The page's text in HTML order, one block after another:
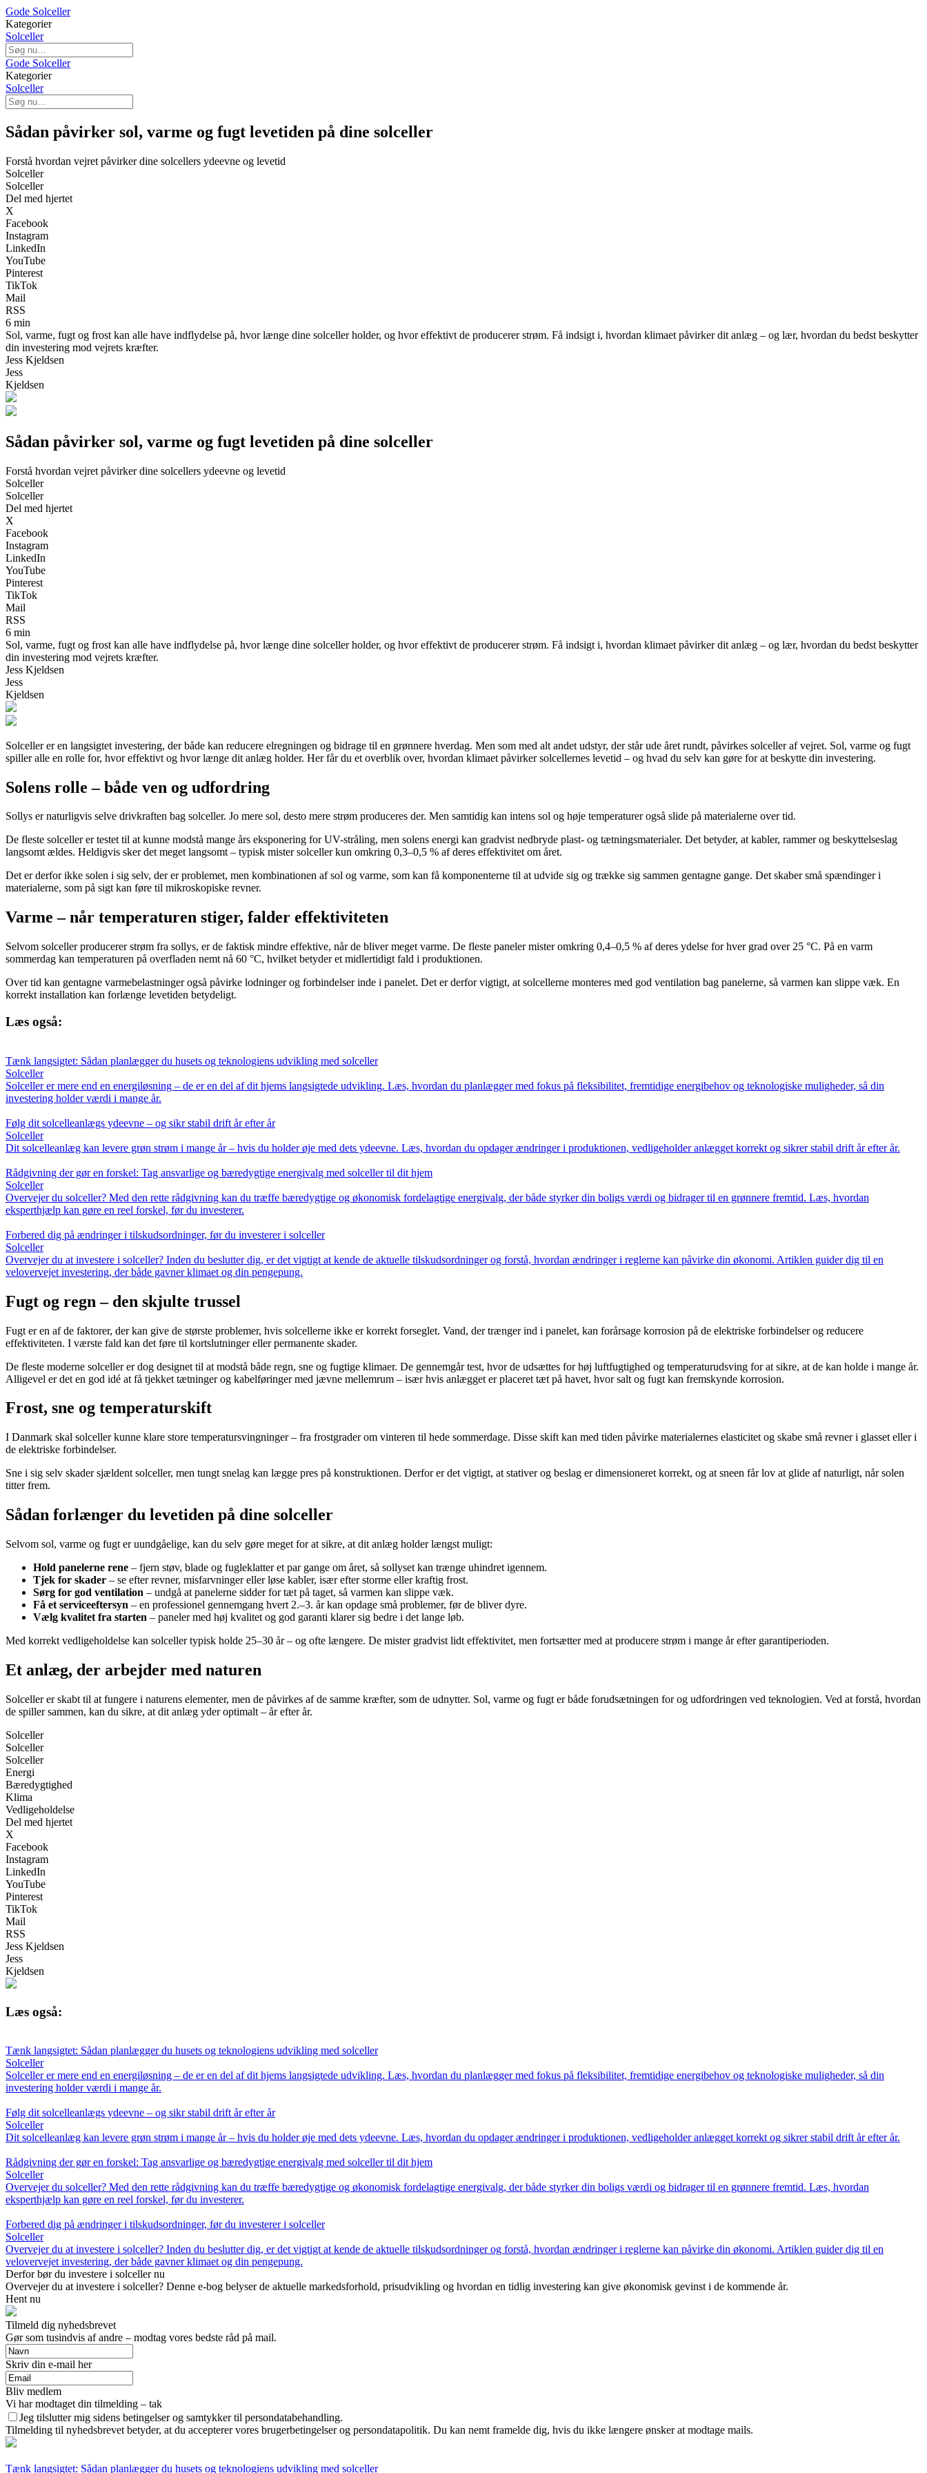
Gode Solceller
Kategorier
Solceller
Gode Solceller
Kategorier
Solceller
Sådan påvirker sol, varme og fugt levetiden på dine solceller
Forstå hvordan vejret påvirker dine solcellers ydeevne og levetid
Solceller
Solceller
Del med hjertet
X
Facebook
Instagram
LinkedIn
YouTube
Pinterest
TikTok
Mail
RSS
6 min
Sol, varme, fugt og frost kan alle have indflydelse på, hvor længe dine solceller holder, og hvor effektivt de producerer strøm. Få indsigt i, hvordan klimaet påvirker dit anlæg – og lær, hvordan du bedst beskytter
din investering mod vejrets kræfter.
Jess Kjeldsen
Jess
Kjeldsen
Sådan påvirker sol, varme og fugt levetiden på dine solceller
Forstå hvordan vejret påvirker dine solcellers ydeevne og levetid
Solceller
Solceller
Del med hjertet
X
Facebook
Instagram
LinkedIn
YouTube
Pinterest
TikTok
Mail
RSS
6 min
Sol, varme, fugt og frost kan alle have indflydelse på, hvor længe dine solceller holder, og hvor effektivt de producerer strøm. Få indsigt i, hvordan klimaet påvirker dit anlæg – og lær, hvordan du bedst beskytter
din investering mod vejrets kræfter.
Jess Kjeldsen
Jess
Kjeldsen
Solceller er en langsigtet investering, der både kan reducere elregningen og bidrage til en grønnere hverdag. Men som med alt andet udstyr, der står ude året rundt, påvirkes solceller af vejret. Sol, varme og fugt
spiller alle en rolle for, hvor effektivt og hvor længe dit anlæg holder. Her får du et overblik over, hvordan klimaet påvirker solcellernes levetid – og hvad du selv kan gøre for at beskytte din investering.
Solens rolle – både ven og udfordring
Sollys er naturligvis selve drivkraften bag solceller. Jo mere sol, desto mere strøm produceres der. Men samtidig kan intens sol og høje temperaturer også slide på materialerne over tid.
De fleste solceller er testet til at kunne modstå mange års eksponering for UV-stråling, men solens energi kan gradvist nedbryde plast- og tætningsmaterialer. Det betyder, at kabler, rammer og beskyttelseslag
langsomt ældes. Heldigvis sker det meget langsomt – typisk mister solceller kun omkring 0,3–0,5 % af deres effektivitet om året.
Det er derfor ikke solen i sig selv, der er problemet, men kombinationen af sol og varme, som kan få komponenterne til at udvide sig og trække sig sammen gentagne gange. Det skaber små spændinger i
materialerne, som på sigt kan føre til mikroskopiske revner.
Varme – når temperaturen stiger, falder effektiviteten
Selvom solceller producerer strøm fra sollys, er de faktisk mindre effektive, når de bliver meget varme. De fleste paneler mister omkring 0,4–0,5 % af deres ydelse for hver grad over 25 °C. På en varm
sommerdag kan temperaturen på overfladen nemt nå 60 °C, hvilket betyder et midlertidigt fald i produktionen.
Over tid kan gentagne varmebelastninger også påvirke lodninger og forbindelser inde i panelet. Det er derfor vigtigt, at solcellerne monteres med god ventilation bag panelerne, så varmen kan slippe væk. En
korrekt installation kan forlænge levetiden betydeligt.
Læs også:
Tænk langsigtet: Sådan planlægger du husets og teknologiens udvikling med solceller
Solceller
Solceller er mere end en energiløsning – de er en del af dit hjems langsigtede udvikling. Læs, hvordan du planlægger med fokus på fleksibilitet, fremtidige energibehov og teknologiske muligheder, så din
investering holder værdi i mange år.
Følg dit solcelleanlægs ydeevne – og sikr stabil drift år efter år
Solceller
Dit solcelleanlæg kan levere grøn strøm i mange år – hvis du holder øje med dets ydeevne. Læs, hvordan du opdager ændringer i produktionen, vedligeholder anlægget korrekt og sikrer stabil drift år efter år.
Rådgivning der gør en forskel: Tag ansvarlige og bæredygtige energivalg med solceller til dit hjem
Solceller
Overvejer du solceller? Med den rette rådgivning kan du træffe bæredygtige og økonomisk fordelagtige energivalg, der både styrker din boligs værdi og bidrager til en grønnere fremtid. Læs, hvordan
eksperthjælp kan gøre en reel forskel, før du investerer.
Forbered dig på ændringer i tilskudsordninger, før du investerer i solceller
Solceller
Overvejer du at investere i solceller? Inden du beslutter dig, er det vigtigt at kende de aktuelle tilskudsordninger og forstå, hvordan ændringer i reglerne kan påvirke din økonomi. Artiklen guider dig til en
velovervejet investering, der både gavner klimaet og din pengepung.
Fugt og regn – den skjulte trussel
Fugt er en af de faktorer, der kan give de største problemer, hvis solcellerne ikke er korrekt forseglet. Vand, der trænger ind i panelet, kan forårsage korrosion på de elektriske forbindelser og reducere
effektiviteten. I værste fald kan det føre til kortslutninger eller permanente skader.
De fleste moderne solceller er dog designet til at modstå både regn, sne og fugtige klimaer. De gennemgår test, hvor de udsættes for høj luftfugtighed og temperaturudsving for at sikre, at de kan holde i mange år.
Alligevel er det en god idé at få tjekket tætninger og kabelføringer med jævne mellemrum – især hvis anlægget er placeret tæt på havet, hvor salt og fugt kan fremskynde korrosion.
Frost, sne og temperaturskift
I Danmark skal solceller kunne klare store temperatursvingninger – fra frostgrader om vinteren til hede sommerdage. Disse skift kan med tiden påvirke materialernes elasticitet og skabe små revner i glasset eller i
de elektriske forbindelser.
Sne i sig selv skader sjældent solceller, men tungt snelag kan lægge pres på konstruktionen. Derfor er det vigtigt, at stativer og beslag er dimensioneret korrekt, og at sneen får lov at glide af naturligt, når solen
titter frem.
Sådan forlænger du levetiden på dine solceller
Selvom sol, varme og fugt er uundgåelige, kan du selv gøre meget for at sikre, at dit anlæg holder længst muligt:
Hold panelerne rene – fjern støv, blade og fugleklatter et par gange om året, så sollyset kan trænge uhindret igennem.
Tjek for skader – se efter revner, misfarvninger eller løse kabler, især efter storme eller kraftig frost.
Sørg for god ventilation – undgå at panelerne sidder for tæt på taget, så varmen kan slippe væk.
Få et serviceeftersyn – en professionel gennemgang hvert 2.–3. år kan opdage små problemer, før de bliver dyre.
Vælg kvalitet fra starten – paneler med høj kvalitet og god garanti klarer sig bedre i det lange løb.
Med korrekt vedligeholdelse kan solceller typisk holde 25–30 år – og ofte længere. De mister gradvist lidt effektivitet, men fortsætter med at producere strøm i mange år efter garantiperioden.
Et anlæg, der arbejder med naturen
Solceller er skabt til at fungere i naturens elementer, men de påvirkes af de samme kræfter, som de udnytter. Sol, varme og fugt er både forudsætningen for og udfordringen ved teknologien. Ved at forstå, hvordan
de spiller sammen, kan du sikre, at dit anlæg yder optimalt – år efter år.
Solceller
Solceller
Solceller
Energi
Bæredygtighed
Klima
Vedligeholdelse
Del med hjertet
X
Facebook
Instagram
LinkedIn
YouTube
Pinterest
TikTok
Mail
RSS
Jess Kjeldsen
Jess
Kjeldsen
Læs også:
Tænk langsigtet: Sådan planlægger du husets og teknologiens udvikling med solceller
Solceller
Solceller er mere end en energiløsning – de er en del af dit hjems langsigtede udvikling. Læs, hvordan du planlægger med fokus på fleksibilitet, fremtidige energibehov og teknologiske muligheder, så din
investering holder værdi i mange år.
Følg dit solcelleanlægs ydeevne – og sikr stabil drift år efter år
Solceller
Dit solcelleanlæg kan levere grøn strøm i mange år – hvis du holder øje med dets ydeevne. Læs, hvordan du opdager ændringer i produktionen, vedligeholder anlægget korrekt og sikrer stabil drift år efter år.
Rådgivning der gør en forskel: Tag ansvarlige og bæredygtige energivalg med solceller til dit hjem
Solceller
Overvejer du solceller? Med den rette rådgivning kan du træffe bæredygtige og økonomisk fordelagtige energivalg, der både styrker din boligs værdi og bidrager til en grønnere fremtid. Læs, hvordan
eksperthjælp kan gøre en reel forskel, før du investerer.
Forbered dig på ændringer i tilskudsordninger, før du investerer i solceller
Solceller
Overvejer du at investere i solceller? Inden du beslutter dig, er det vigtigt at kende de aktuelle tilskudsordninger og forstå, hvordan ændringer i reglerne kan påvirke din økonomi. Artiklen guider dig til en
velovervejet investering, der både gavner klimaet og din pengepung.
Derfor bør du investere i solceller nu
Overvejer du at investere i solceller? Denne e-bog belyser de aktuelle markedsforhold, prisudvikling og hvordan en tidlig investering kan give økonomisk gevinst i de kommende år.
Hent nu
Tilmeld dig nyhedsbrevet
Gør som tusindvis af andre – modtag vores bedste råd på mail.
Skriv din e-mail her
Bliv medlem
Vi har modtaget din tilmelding – tak
Jeg tilslutter mig sidens betingelser og samtykker til persondatabehandling.
Tilmelding til nyhedsbrevet betyder, at du accepterer vores brugerbetingelser og persondatapolitik. Du kan nemt framelde dig, hvis du ikke længere ønsker at modtage mails.
Tænk langsigtet: Sådan planlægger du husets og teknologiens udvikling med solceller